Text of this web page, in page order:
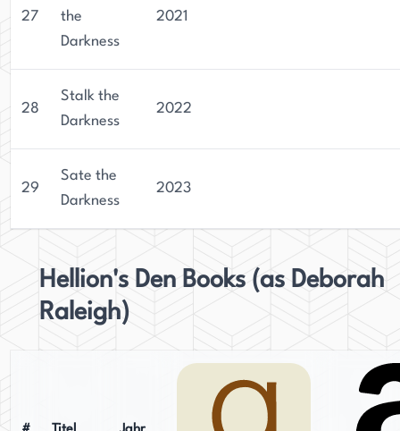
27
the
Darkness
2021
28
Stalk the
Darkness
2022
29
Sate the
Darkness
2023
Hellion's Den Books (as Deborah
Raleigh)